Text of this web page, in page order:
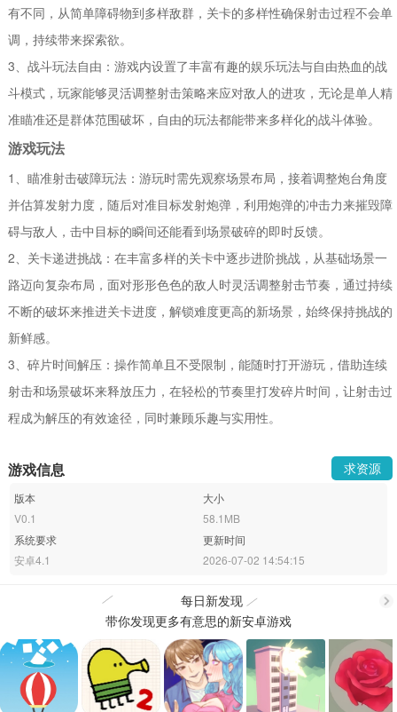
有不同，从简单障碍物到多样敌群，关卡的多样性确保射击过程不会单
调，持续带来探索欲。
3、战斗玩法自由：游戏内设置了丰富有趣的娱乐玩法与自由热血的战
斗模式，玩家能够灵活调整射击策略来应对敌人的进攻，无论是单人精
准瞄准还是群体范围破坏，自由的玩法都能带来多样化的战斗体验。
游戏玩法
1、瞄准射击破障玩法：游玩时需先观察场景布局，接着调整炮台角度
并估算发射力度，随后对准目标发射炮弹，利用炮弹的冲击力来摧毁障
碍与敌人，击中目标的瞬间还能看到场景破碎的即时反馈。
2、关卡递进挑战：在丰富多样的关卡中逐步进阶挑战，从基础场景一
路迈向复杂布局，面对形形色色的敌人时灵活调整射击节奏，通过持续
不断的破坏来推进关卡进度，解锁难度更高的新场景，始终保持挑战的
新鲜感。
3、碎片时间解压：操作简单且不受限制，能随时打开游玩，借助连续
射击和场景破坏来释放压力，在轻松的节奏里打发碎片时间，让射击过
程成为解压的有效途径，同时兼顾乐趣与实用性。
游戏信息 求资源
版本
V0.1
大小
58.1MB
系统要求
安卓4.1
更新时间
2026-07-02 14:54:15
每日新发现
带你发现更多有意思的新安卓游戏